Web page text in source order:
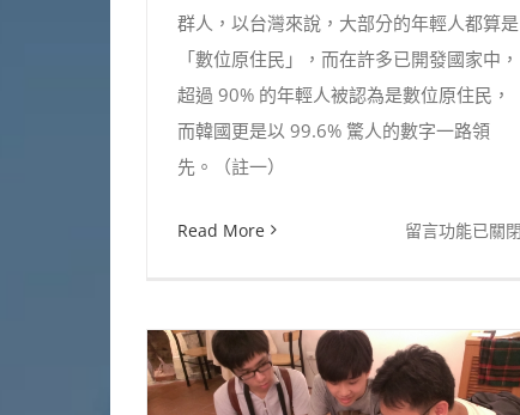
群人，以台灣來說，大部分的年輕人都算是
「數位原住民」，而在許多已開發國家中，
超過 90% 的年輕人被認為是數位原住民，
而韓國更是以 99.6% 驚人的數字一路領
先。（註一）
Read More
在
位
原
留言功能已關閉